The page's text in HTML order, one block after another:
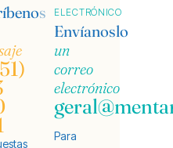
ELECTRÓNICO
Envíanoslo
un
correo
electrónico
Para